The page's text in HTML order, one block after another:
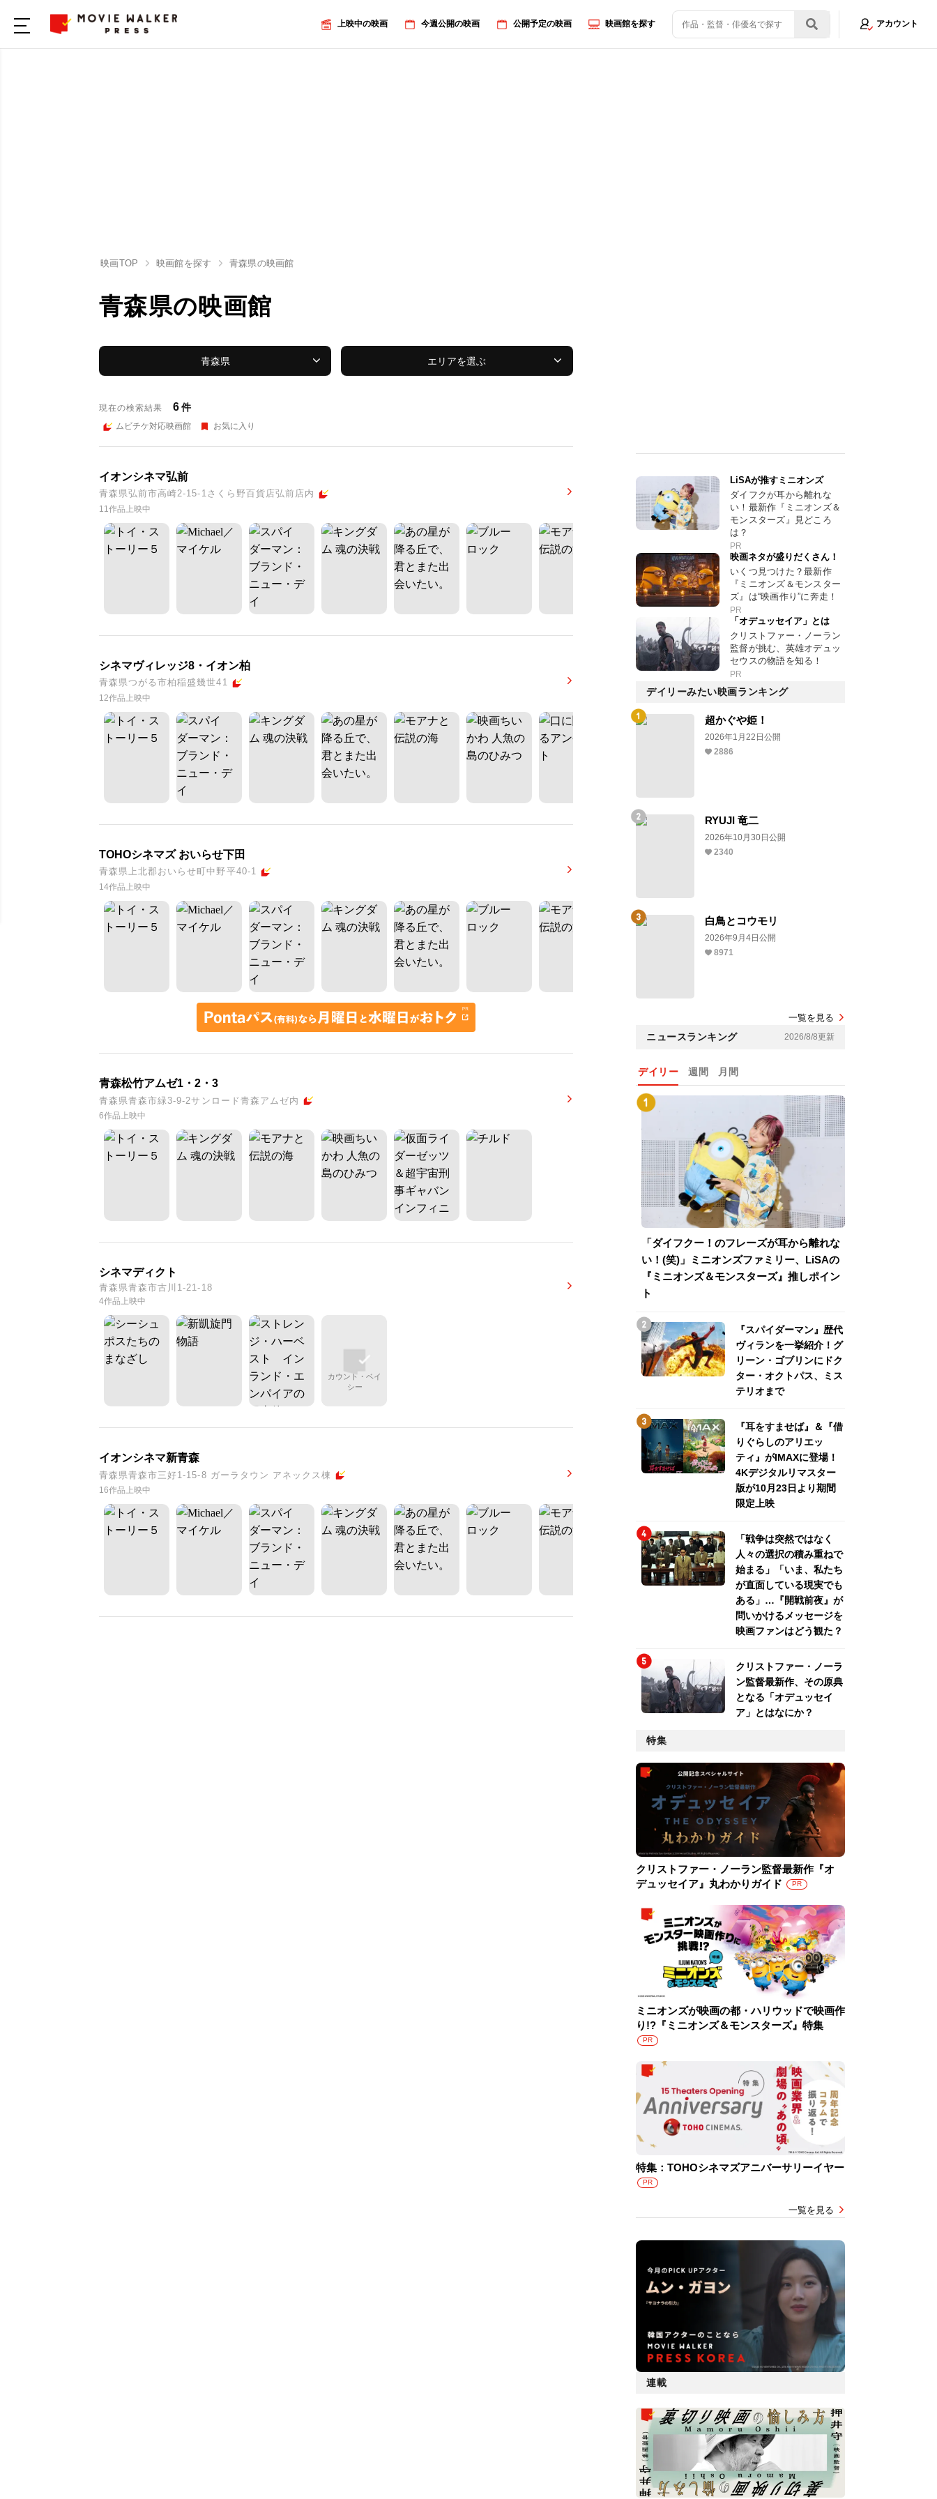
上映中の映画 今週公開の映画 公開予定の映画 映画館を探す アカウント
映画TOP 映画館を探す 青森県の映画館
青森県の映画館
青森県 エリアを選ぶ
現在の検索結果 6件
ムビチケ対応映画館 お気に入り
イオンシネマ弘前
青森県弘前市高崎2-15-1さくら野百貨店弘前店内
11作品上映中
シネマヴィレッジ8・イオン柏
青森県つがる市柏稲盛幾世41
12作品上映中
TOHOシネマズ おいらせ下田
青森県上北郡おいらせ町中野平40-1
14作品上映中
青森松竹アムゼ1・2・3
青森県青森市緑3-9-2サンロード青森アムゼ内
6作品上映中
シネマディクト
青森県青森市古川1-21-18
4作品上映中
カウント・ベイ
シー
イオンシネマ新青森
青森県青森市三好1-15-8 ガーラタウン アネックス棟
16作品上映中
LiSAが推すミニオンズ
ダイフクが耳から離れな
い！最新作『ミニオンズ＆
モンスターズ』見どころ
は？
PR
映画ネタが盛りだくさん！
いくつ見つけた？最新作
『ミニオンズ＆モンスター
ズ』は“映画作り”に奔走！
PR
「オデュッセイア」とは
クリストファー・ノーラン
監督が挑む、英雄オデュッ
セウスの物語を知る！
PR
デイリーみたい映画ランキング
超かぐや姫！
2026年1月22日公開
2886
RYUJI 竜二
2026年10月30日公開
2340
白鳥とコウモリ
2026年9月4日公開
8971
一覧を見る
ニュースランキング 2026/8/8更新
デイリー 週間 月間
「ダイフクー！のフレーズが耳から離れな
い！(笑)」ミニオンズファミリー、LiSAの
『ミニオンズ＆モンスターズ』推しポイン
ト
『スパイダーマン』歴代
ヴィランを一挙紹介！グ
リーン・ゴブリンにドク
ター・オクトパス、ミス
テリオまで
『耳をすませば』＆『借
りぐらしのアリエッ
ティ』がIMAXに登場！
4Kデジタルリマスター
版が10月23日より期間
限定上映
「戦争は突然ではなく
人々の選択の積み重ねで
始まる」「いま、私たち
が直面している現実でも
ある」…『開戦前夜』が
問いかけるメッセージを
映画ファンはどう観た？
クリストファー・ノーラ
ン監督最新作、その原典
となる「オデュッセイ
ア」とはなにか？
特集
クリストファー・ノーラン監督最新作『オ
デュッセイア』丸わかりガイド
PR
ミニオンズが映画の都・ハリウッドで映画作
り!?『ミニオンズ＆モンスターズ』特集
PR
特集：TOHOシネマズアニバーサリーイヤー
PR
一覧を見る
連載